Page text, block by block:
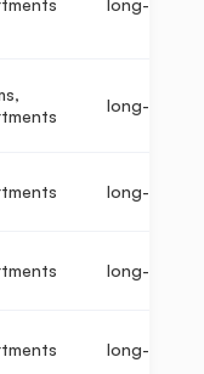
long-term
long-term
long-term
long-term
long-term